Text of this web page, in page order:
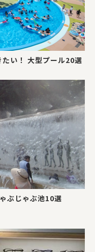
たい！ 大型プール20選
ぶじゃぶ池10選